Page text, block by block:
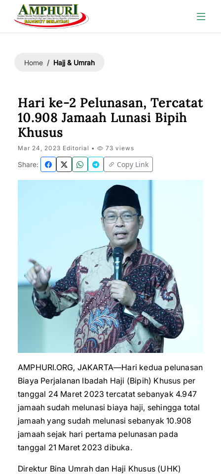
Home Hajj & Umrah
Hari ke-2 Pelunasan, Tercatat
10.908 Jamaah Lunasi Bipih
Khusus
Mar 24, 2023 Editorial • 73 views
Share: Copy Link
AMPHURI.ORG, JAKARTA—Hari kedua pelunasan
Biaya Perjalanan Ibadah Haji (Bipih) Khusus per
tanggal 24 Maret 2023 tercatat sebanyak 4.947
jamaah sudah melunasi biaya haji, sehingga total
jamaah yang sudah melunasi sebanyak 10.908
jamaah sejak hari pertama pelunasan pada
tanggal 21 Maret 2023 dibuka.
Direktur Bina Umrah dan Haji Khusus (UHK)